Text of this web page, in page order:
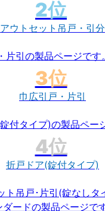
アウトセット吊戸・引分
巾広引戸・片引
折戸ドア(錠付タイプ)